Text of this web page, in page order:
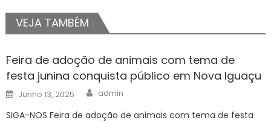
VEJA TAMBÉM
Feira de adoção de animais com tema de
festa junina conquista público em Nova Iguaçu
Posted
on
Junho 13, 2025 Author
admin
SIGA-NOS Feira de adoção de animais com tema de festa